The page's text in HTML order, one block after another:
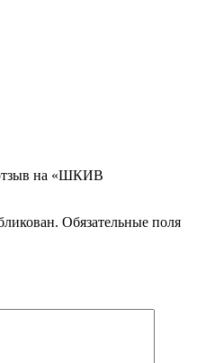
на «ШКИВ
Обязательные поля